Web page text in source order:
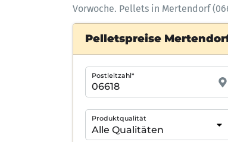
Vorwoche. Pellets in Mertendorf
Pelletspreise
Postleitzahl*
Produktqualität